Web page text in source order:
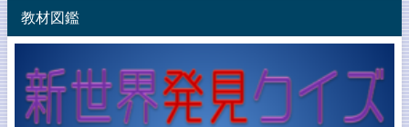
教材図鑑